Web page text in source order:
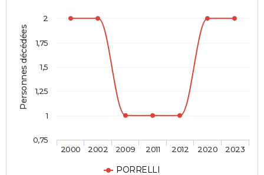
Personnes décédées
PORRELLI
2000 2002 2009 2011 2012 2020 2023
0,75
1
1,25
1,5
1,75
2